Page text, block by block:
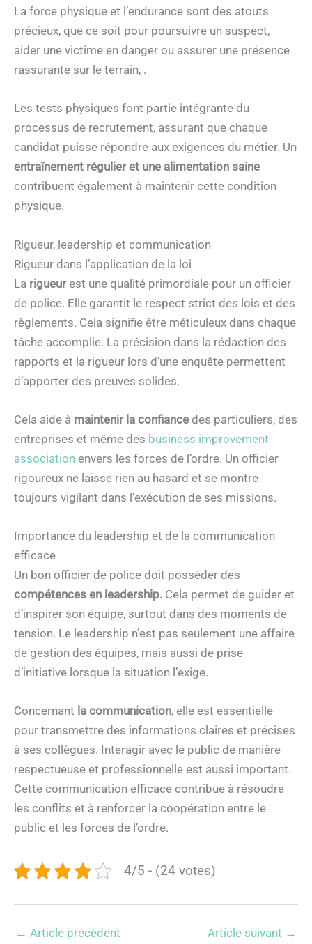
La force physique et l’endurance sont des atouts
précieux, que ce soit pour poursuivre un suspect,
aider une victime en danger ou assurer une présence
rassurante sur le terrain, .
Les tests physiques font partie intégrante du
processus de recrutement, assurant que chaque
candidat puisse répondre aux exigences du métier. Un
entraînement régulier et une alimentation saine
contribuent également à maintenir cette condition
physique.
Rigueur, leadership et communication
Rigueur dans l’application de la loi
La rigueurest une qualité primordiale pour un officier
de police. Elle garantit le respect strict des lois et des
règlements. Cela signifie être méticuleux dans chaque
tâche accomplie. La précision dans la rédaction des
rapports et la rigueur lors d’une enquête permettent
d’apporter des preuves solides.
Cela aide à maintenir la confiance des particuliers, des
entreprises et même des business improvement
association envers les forces de l’ordre. Un officier
rigoureux ne laisse rien au hasard et se montre
toujours vigilant dans l’exécution de ses missions.
Importance du leadership et de la communication
efficace
Un bon officier de police doit posséder des
compétences en leadership. Cela permet de guider et
d’inspirer son équipe, surtout dans des moments de
tension. Le leadership n’est pas seulement une affaire
de gestion des équipes, mais aussi de prise
d’initiative lorsque la situation l’exige.
Concernant la communication, elle est essentielle
pour transmettre des informations claires et précises
à ses collègues. Interagir avec le public de manière
respectueuse et professionnelle est aussi important.
Cette communication efficace contribue à résoudre
les conflits et à renforcer la coopération entre le
public et les forces de l’ordre.
4/5 - (24 votes)
← Article précédent Article suivant →